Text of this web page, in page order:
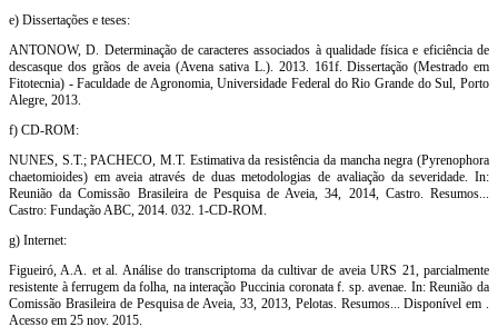
e) Dissertações e teses:
ANTONOW, D. Determinação de caracteres associados à qualidade física e eficiência de
descasque dos grãos de aveia (Avena sativa L.). 2013. 161f. Dissertação (Mestrado em
Fitotecnia) - Faculdade de Agronomia, Universidade Federal do Rio Grande do Sul, Porto
Alegre, 2013.
f) CD-ROM:
NUNES, S.T.; PACHECO, M.T. Estimativa da resistência da mancha negra (Pyrenophora
chaetomioides) em aveia através de duas metodologias de avaliação da severidade. In:
Reunião da Comissão Brasileira de Pesquisa de Aveia, 34, 2014, Castro. Resumos...
Castro: Fundação ABC, 2014. 032. 1-CD-ROM.
g) Internet:
Figueiró, A.A. et al. Análise do transcriptoma da cultivar de aveia URS 21, parcialmente
resistente à ferrugem da folha, na interação Puccinia coronata f. sp. avenae. In: Reunião da
Comissão Brasileira de Pesquisa de Aveia, 33, 2013, Pelotas. Resumos... Disponível em .
Acesso em 25 nov. 2015.